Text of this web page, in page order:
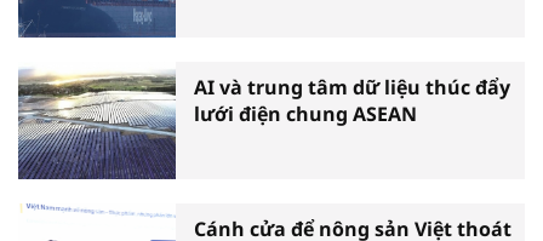
AI và trung tâm dữ liệu thúc đẩy
lưới điện chung ASEAN
Cánh cửa để nông sản Việt thoát